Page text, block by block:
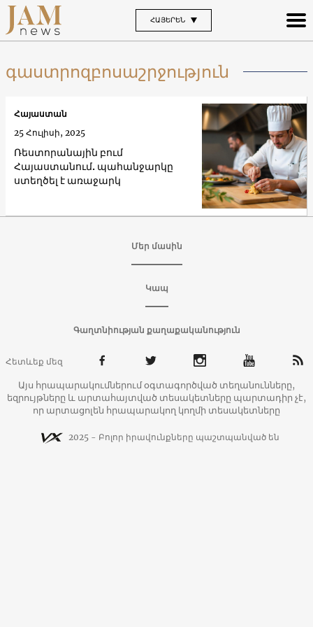
ՀԱՅԵՐԵՆ
գաստրոզբոսաշրջություն
Ռեստորանային բում
Հայաստանում. պահանջարկը
ստեղծել է առաջարկ
Հայաստան
25 Հուլիսի, 2025
Մեր մասին
Կապ
Գաղտնիության քաղաքականություն
Հետևեք մեզ
Այս հրապարակումներում օգտագործված տեղանունները,
եզրույթները և արտահայտված տեսակետները պարտադիր չէ,
որ արտացոլեն հրապարակող կողմի տեսակետները
2025 - Բոլոր իրավունքները պաշտպանված են